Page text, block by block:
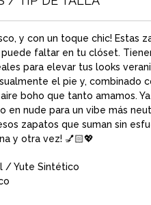
y con un toque chic! Estas
puede faltar en tu clóset.
para elevar tus looks
el pie y, combinado
boho que tanto amamos.
en nude para un vibe más
zapatos que suman sin
y otra vez! 💅🏻💖
/ Yute Sintético